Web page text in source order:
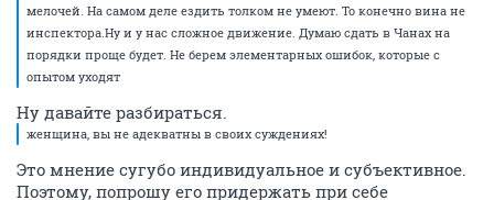
мелочей. На самом деле ездить толком не умеют. То конечно вина не
инспектора.Ну и у нас сложное движение. Думаю сдать в Чанах на
порядки проще будет. Не берем элементарных ошибок, которые с
опытом уходят
Ну давайте разбираться.
женщина, вы не адекватны в своих суждениях!
Это мнение сугубо индивидуальное и субъективное.
Поэтому, попрошу его придержать при себе